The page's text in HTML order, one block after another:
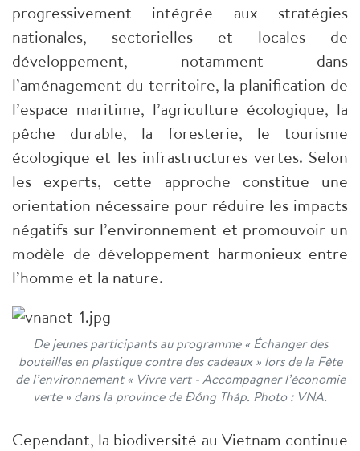
progressivement intégrée aux stratégies
nationales, sectorielles et locales de
développement, notamment dans
l’aménagement du territoire, la planification de
l’espace maritime, l’agriculture écologique, la
pêche durable, la foresterie, le tourisme
écologique et les infrastructures vertes. Selon
les experts, cette approche constitue une
orientation nécessaire pour réduire les impacts
négatifs sur l’environnement et promouvoir un
modèle de développement harmonieux entre
l’homme et la nature.
De jeunes participants au programme « Échanger des
bouteilles en plastique contre des cadeaux » lors de la Fête
de l’environnement « Vivre vert - Accompagner l’économie
verte » dans la province de Đồng Tháp. Photo : VNA.
Cependant, la biodiversité au Vietnam continue